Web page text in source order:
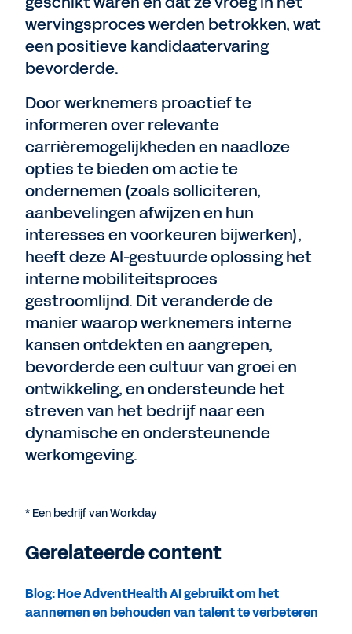
wervingsproces werden betrokken, wat
een positieve kandidaatervaring
bevorderde.
Door werknemers proactief te
informeren over relevante
carrièremogelijkheden en naadloze
opties te bieden om actie te
ondernemen (zoals solliciteren,
aanbevelingen afwijzen en hun
interesses en voorkeuren bijwerken),
heeft deze AI-gestuurde oplossing het
interne mobiliteitsproces
gestroomlijnd. Dit veranderde de
manier waarop werknemers interne
kansen ontdekten en aangrepen,
bevorderde een cultuur van groei en
ontwikkeling, en ondersteunde het
streven van het bedrijf naar een
dynamische en ondersteunende
werkomgeving.
* Een bedrijf van Workday
Gerelateerde content
Blog: Hoe AdventHealth AI gebruikt om het
aannemen en behouden van talent te verbeteren